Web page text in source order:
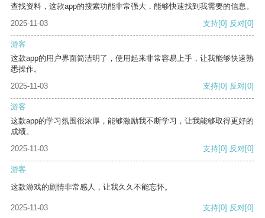
查找资料，这款app的搜索功能非常强大，能够快速找到我需要的信息。
2025-11-03
支持[0] 反对[0]
游客
这款app的用户界面简洁明了，使用起来非常容易上手，让我能够快速熟
悉操作。
2025-11-03
支持[0] 反对[0]
游客
这款app的学习氛围很浓厚，能够激励我不断学习，让我能够取得更好的
成绩。
2025-11-03
支持[0] 反对[0]
游客
这款游戏的剧情非常感人，让我久久不能忘怀。
2025-11-03 支持[0] 反对[0]